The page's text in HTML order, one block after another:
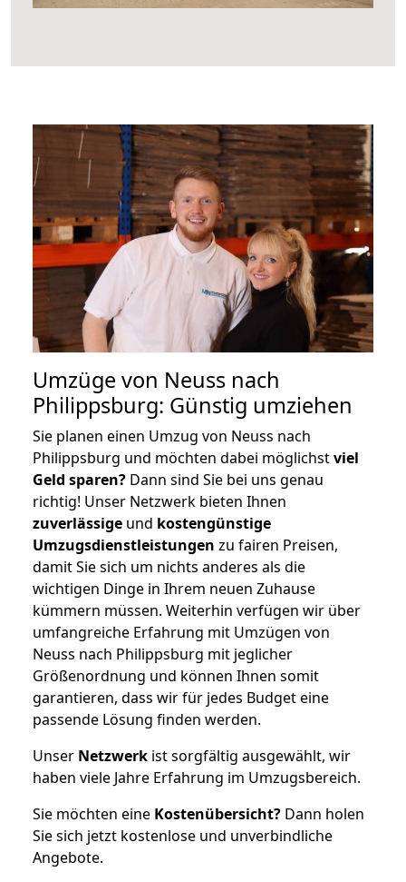
Umzüge von Neuss nach
Philippsburg: Günstig umziehen
Sie planen einen Umzug von Neuss nach
Philippsburg und möchten dabei möglichstviel
Geld sparen? Dann sind Sie bei uns genau
richtig! Unser Netzwerk bieten Ihnen
zuverlässige und kostengünstige
Umzugsdienstleistungen zu fairen Preisen,
damit Sie sich um nichts anderes als die
wichtigen Dinge in Ihrem neuen Zuhause
kümmern müssen. Weiterhin verfügen wir über
umfangreiche Erfahrung mit Umzügen von
Neuss nach Philippsburg mit jeglicher
Größenordnung und können Ihnen somit
garantieren, dass wir für jedes Budget eine
passende Lösung finden werden.
Unser Netzwerk ist sorgfältig ausgewählt, wir
haben viele Jahre Erfahrung im Umzugsbereich.
Sie möchten eine Kostenübersicht? Dann holen
Sie sich jetzt kostenlose und unverbindliche
Angebote.